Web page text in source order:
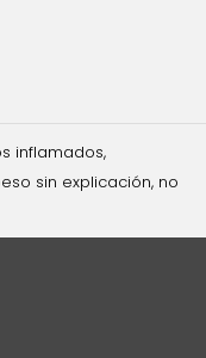
inflamados,
sin explicación, no